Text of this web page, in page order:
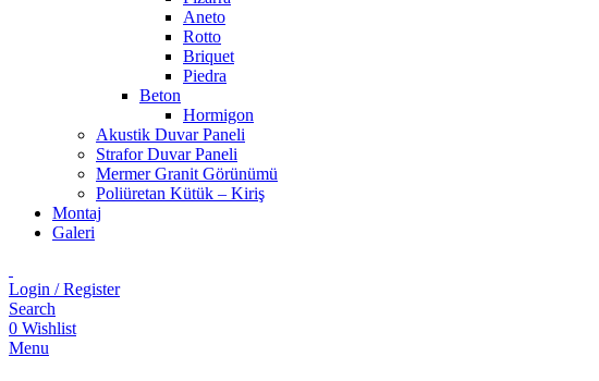
Aneto
Rotto
Briquet
Piedra
Beton
Hormigon
Akustik Duvar Paneli
Strafor Duvar Paneli
Mermer Granit Görünümü
Poliüretan Kütük – Kiriş
Montaj
Galeri
Login / Register
Search
0 Wishlist
Menu